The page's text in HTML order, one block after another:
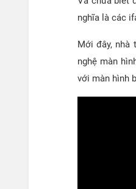
nghĩa là các
Mới đây, nhà
nghệ màn
với màn hình